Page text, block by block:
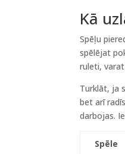
Kā
Spēļu
spēlējat
ruleti,
Turklāt, ja
bet arī
darbojas.
Spēle